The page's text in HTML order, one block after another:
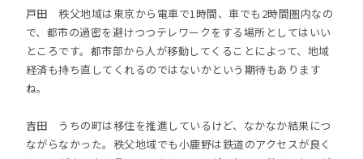
戸田 秩父地域は東京から電車で1時間、車でも2時間圏内なの
で、都市の過密を避けつつテレワークをする場所としてはいい
ところです。都市部から人が移動してくることによって、地域
経済も持ち直してくれるのではないかという期待もあります
ね。
吉田 うちの町は移住を推進しているけど、なかなか結果につ
ながらなかった。秩父地域でも小鹿野は鉄道のアクセスが良く